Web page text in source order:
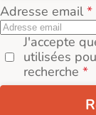
Adresse email
J'accepte
utilisées
recherche